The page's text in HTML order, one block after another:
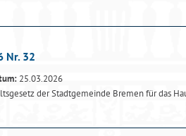
Nr. 32
25.03.2026
der Stadtgemeinde Bremen für das